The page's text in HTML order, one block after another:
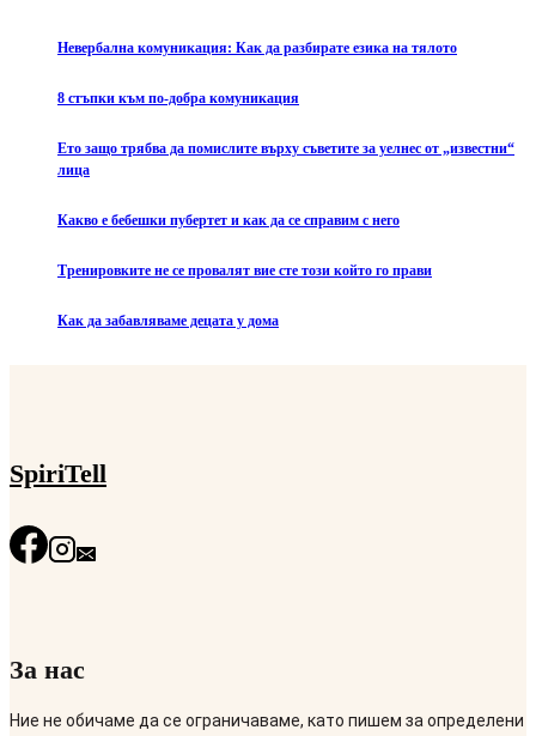
Невербална комуникация: Как да разбирате езика на тялото
8 стъпки към по-добра комуникация
Ето защо трябва да помислите върху съветите за уелнес от „известни“
лица
Какво е бебешки пубертет и как да се справим с него
Тренировките не се провалят вие сте този който го прави
Как да забавляваме децата у дома
SpiriTell
За нас
Ние не обичаме да се ограничаваме, като пишем за определени